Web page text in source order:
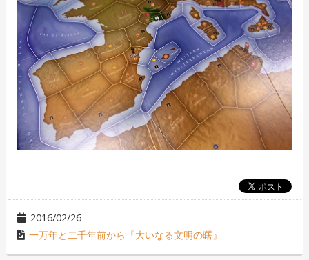
2016/02/26
一万年と二千年前から『大いなる文明の曙』